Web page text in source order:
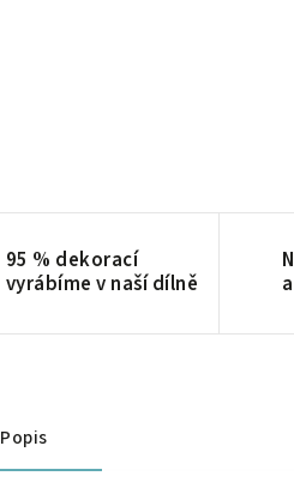
95 % dekorací
vyrábíme v naší dílně
Popis